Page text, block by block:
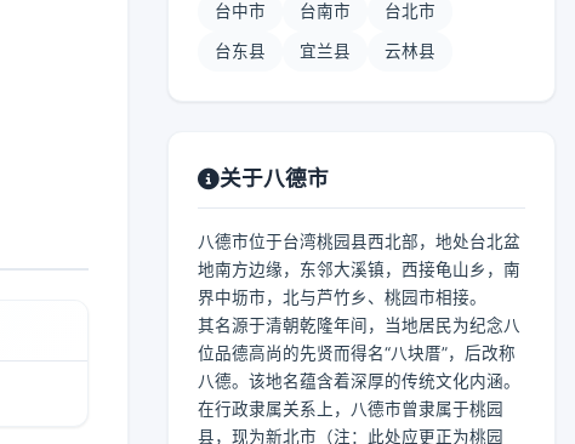
台中市 台南市 台北市
台东县 宜兰县 云林县
关于八德市
八德市位于台湾桃园县西北部，地处台北盆
地南方边缘，东邻大溪镇，西接龟山乡，南
界中坜市，北与芦竹乡、桃园市相接。
其名源于清朝乾隆年间，当地居民为纪念八
位品德高尚的先贤而得名“八块厝”，后改称
八德。该地名蕴含着深厚的传统文化内涵。
在行政隶属关系上，八德市曾隶属于桃园
县，现为新北市（注：此处应更正为桃园